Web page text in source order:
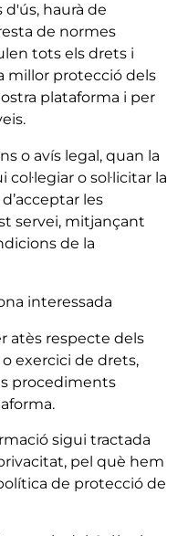
haurà de
de normes
tots els drets i
millor protecció dels
plataforma i per
o avís legal, quan la
o sol·licitar la
les
servei, mitjançant
de la
interessada
atès respecte dels
exercici de drets,
procediments
sigui tractada
pel què hem
de protecció de